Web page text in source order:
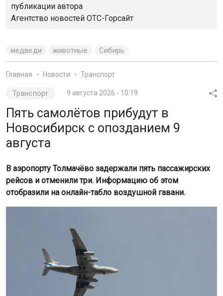
публикации автора
Агентство новостей ОТС-Горсайт
медведи животные Сибирь
Главная Новости Транспорт
Транспорт 9 августа 2026 - 10:19
Пять самолётов прибудут в
Новосибирск с опозданием 9
августа
В аэропорту Толмачёво задержали пять пассажирских
рейсов и отменили три. Информацию об этом
отобразили на онлайн-табло воздушной гавани.